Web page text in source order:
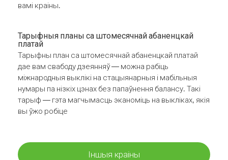
вамі краіны.
Тарыфныя планы са штомесячнай абаненцкай
платай
Тарыфны план са штомесячнай абаненцкай платай
дае вам свабоду дзеянняў — можна рабіць
міжнародныя выклікі на стацыянарныя і мабільныя
нумары па нізкіх цэнах без папаўнення балансу. Такі
тарыф — гэта магчымасць эканоміць на выкліках, якія
вы ўжо робіце
Іншыя краіны